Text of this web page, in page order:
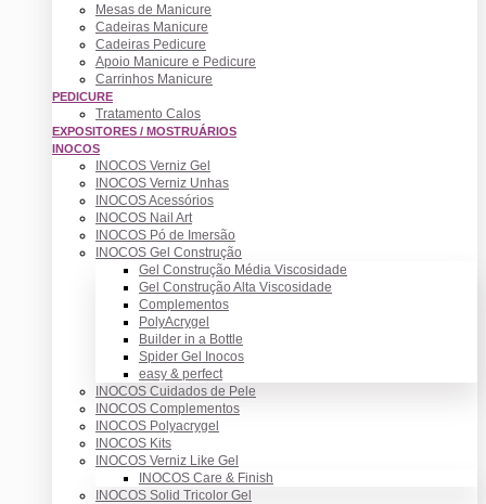
Mesas de Manicure
Cadeiras Manicure
Cadeiras Pedicure
Apoio Manicure e Pedicure
Carrinhos Manicure
PEDICURE
Tratamento Calos
EXPOSITORES / MOSTRUÁRIOS
INOCOS
INOCOS Verniz Gel
INOCOS Verniz Unhas
INOCOS Acessórios
INOCOS Nail Art
INOCOS Pó de Imersão
INOCOS Gel Construção
Gel Construção Média Viscosidade
Gel Construção Alta Viscosidade
Complementos
PolyAcrygel
Builder in a Bottle
Spider Gel Inocos
easy & perfect
INOCOS Cuidados de Pele
INOCOS Complementos
INOCOS Polyacrygel
INOCOS Kits
INOCOS Verniz Like Gel
INOCOS Care & Finish
INOCOS Solid Tricolor Gel